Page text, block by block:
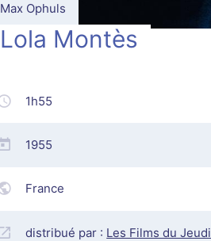
Max Ophuls
Lola Montès
1h55
1955
France
distribué par : Les Films du Jeudi